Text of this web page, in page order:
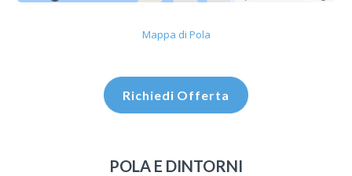
Mappa di Pola
Richiedi Offerta
POLA E DINTORNI